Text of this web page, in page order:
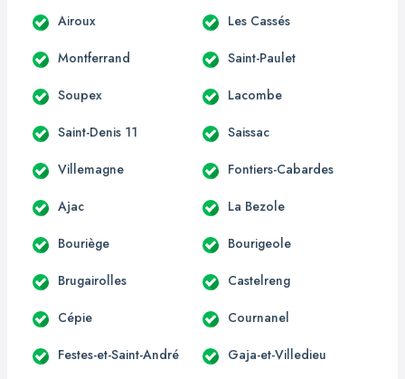
Airoux Les Cassés
Montferrand Saint-Paulet
Soupex Lacombe
Saint-Denis 11 Saissac
Villemagne Fontiers-Cabardes
Ajac La Bezole
Bouriège Bourigeole
Brugairolles Castelreng
Cépie Cournanel
Festes-et-Saint-André Gaja-et-Villedieu